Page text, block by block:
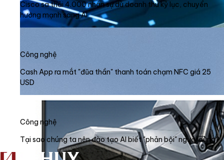
Cisco sa thải 4.000 nhân sự dù doanh thu kỷ lục, chuyển
hướng mạnh sang AI
Công nghệ
Cash App ra mắt "đũa thần" thanh toán chạm NFC giá 25
USD
Công nghệ
Tại sao chúng ta nên đào tạo AI biết "phản bội" người dùng?